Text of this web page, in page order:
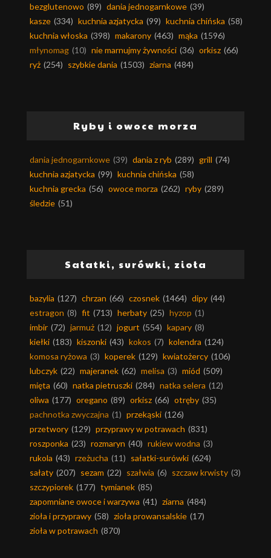
bezglutenowo (89) dania jednogarnkowe (39)
kasze (334) kuchnia azjatycka (99) kuchnia chińska (58)
kuchnia włoska (398) makarony (463) mąka (1596)
młynomag (10) nie marnujmy żywności (36) orkisz (66)
ryż (254) szybkie dania (1503) ziarna (484)
Ryby i owoce morza
dania jednogarnkowe (39) dania z ryb (289) grill (74)
kuchnia azjatycka (99) kuchnia chińska (58)
kuchnia grecka (56) owoce morza (262) ryby (289)
śledzie (51)
Sałatki, surówki, zioła
bazylia (127) chrzan (66) czosnek (1464) dipy (44)
estragon (8) fit (713) herbaty (25) hyzop (1)
imbir (72) jarmuż (12) jogurt (554) kapary (8)
kiełki (183) kiszonki (43) kokos (7) kolendra (124)
komosa ryżowa (3) koperek (129) kwiatożercy (106)
lubczyk (22) majeranek (62) melisa (3) miód (509)
mięta (60) natka pietruszki (284) natka selera (12)
oliwa (177) oregano (89) orkisz (66) otręby (35)
pachnotka zwyczajna (1) przekąski (126)
przetwory (129) przyprawy w potrawach (831)
roszponka (23) rozmaryn (40) rukiew wodna (3)
rukola (43) rzeżucha (11) sałatki-surówki (624)
sałaty (207) sezam (22) szałwia (6) szczaw krwisty (3)
szczypiorek (177) tymianek (85)
zapomniane owoce i warzywa (41) ziarna (484)
zioła i przyprawy (58) zioła prowansalskie (17)
zioła w potrawach (870)